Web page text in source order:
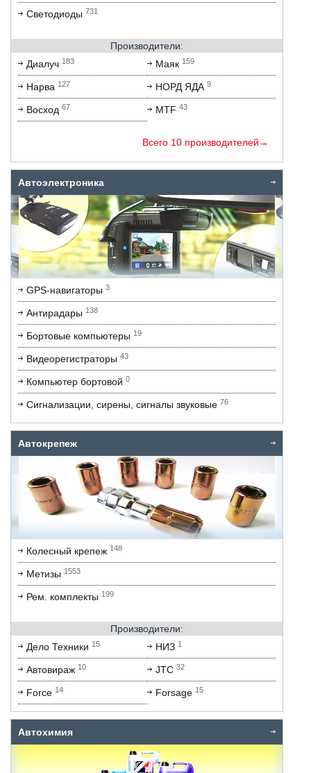
Светодиоды 731
Производители:
Диалуч 183 Маяк 159
Нарва 127 НОРД ЯДА 9
Восход 67 MTF 43
Всего 10 производителей→
Автоэлектроника
GPS-навигаторы 3
Антирадары 138
Бортовые компьютеры 19
Видеорегистраторы 43
Компьютер бортовой 0
Сигнализации, сирены, сигналы звуковые 76
Автокрепеж
Колесный крепеж 148
Метизы 1553
Рем. комплекты 199
Производители:
Дело Техники 15 НИЗ 1
Автовираж 10 JTC 32
Force 14 Forsage 15
Автохимия